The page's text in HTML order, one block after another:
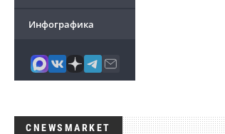
Инфографика
CNEWSMARKET